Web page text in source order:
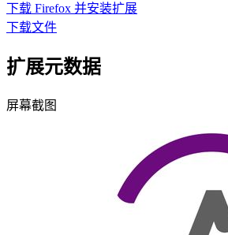
下载 Firefox 并安装扩展
下载文件
扩展元数据
屏幕截图